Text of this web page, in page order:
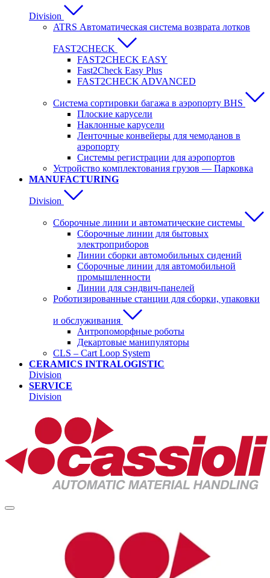
Division
ATRS Автоматическая система возврата лотков
FAST2CHECK
FAST2CHECK EASY
Fast2Check Easy Plus
FAST2CHECK ADVANCED
Система сортировки багажа в аэропорту BHS
Плоские карусели
Наклонные карусели
Ленточные конвейеры для чемоданов в
аэропорту
Системы регистрации для аэропортов
Устройство комплектования грузов — Парковка
MANUFACTURING
Division
Сборочные линии и автоматические системы
Сборочные линии для бытовых
электроприборов
Линии сборки автомобильных сидений
Сборочные линии для автомобильной
промышленности
Линии для сэндвич-панелей
Роботизированные станции для сборки, упаковки
и обслуживания
Антропоморфные роботы
Декартовые манипуляторы
CLS – Cart Loop System
CERAMICS INTRALOGISTIC
Division
SERVICE
Division